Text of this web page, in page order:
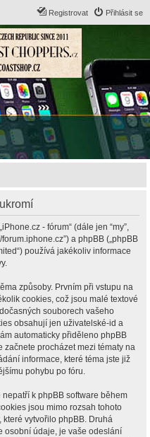
Přihlásit se
Registrovat
- fórum“ (dále jen “my”,
forum.iphone.cz”) a phpBB („phpBB
používá jakékoliv informace
způsoby. Prvním při vstupu na
cookies, což jsou malé textové
souborech vašeho
obsahují jen uživatelské-id a
automaticky přiděleno phpBB
začnete procházet mezi tématy na
informace, které téma jste již
pohybu po fóru.
k phpBB software během
jsou mimo rozsah tohoto
vytvořilo phpBB. Druhá
osobní údaje, je vaše odeslání